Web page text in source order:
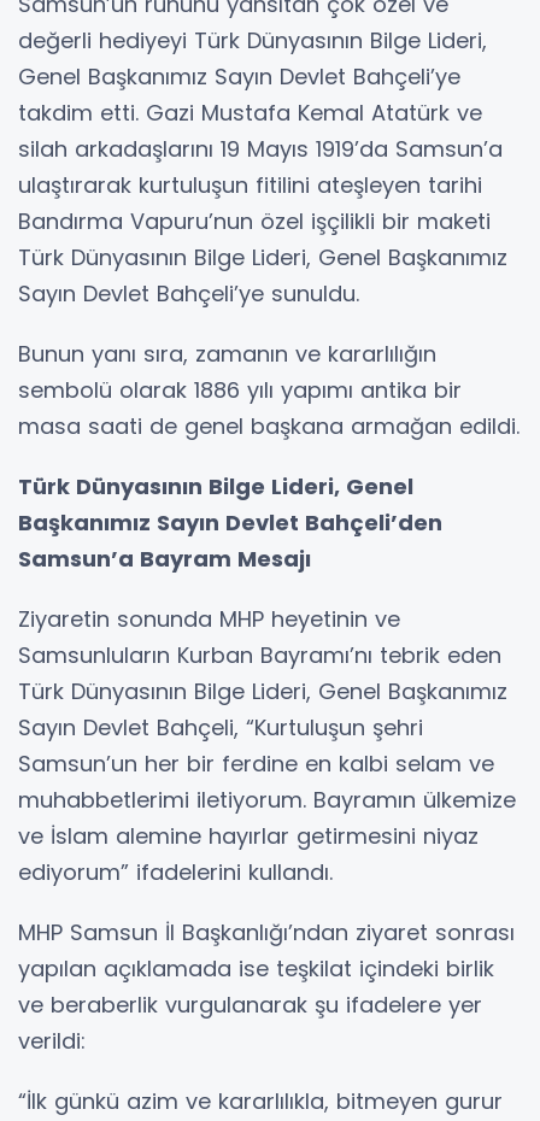
değerli hediyeyi Türk Dünyasının Bilge Lideri,
Genel Başkanımız Sayın Devlet Bahçeli’ye
takdim etti. Gazi Mustafa Kemal Atatürk ve
silah arkadaşlarını 19 Mayıs 1919’da Samsun’a
ulaştırarak kurtuluşun fitilini ateşleyen tarihi
Bandırma Vapuru’nun özel işçilikli bir maketi
Türk Dünyasının Bilge Lideri, Genel Başkanımız
Sayın Devlet Bahçeli’ye sunuldu.
Bunun yanı sıra, zamanın ve kararlılığın
sembolü olarak 1886 yılı yapımı antika bir
masa saati de genel başkana armağan edildi.
Türk Dünyasının Bilge Lideri, Genel
Başkanımız Sayın Devlet Bahçeli’den
Samsun’a Bayram Mesajı
Ziyaretin sonunda MHP heyetinin ve
Samsunluların Kurban Bayramı’nı tebrik eden
Türk Dünyasının Bilge Lideri, Genel Başkanımız
Sayın Devlet Bahçeli, “Kurtuluşun şehri
Samsun’un her bir ferdine en kalbi selam ve
muhabbetlerimi iletiyorum. Bayramın ülkemize
ve İslam alemine hayırlar getirmesini niyaz
ediyorum” ifadelerini kullandı.
MHP Samsun İl Başkanlığı’ndan ziyaret sonrası
yapılan açıklamada ise teşkilat içindeki birlik
ve beraberlik vurgulanarak şu ifadelere yer
verildi:
“İlk günkü azim ve kararlılıkla, bitmeyen gurur